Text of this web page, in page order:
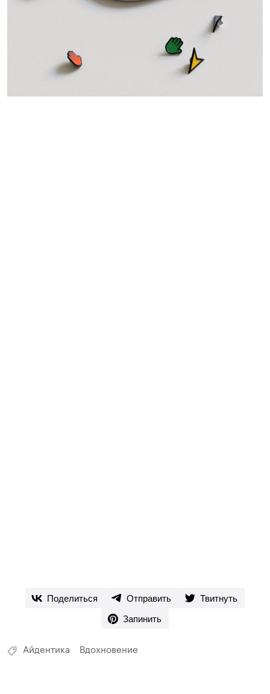
Поделиться Отправить
Твитнуть
Запинить
Айдентика Вдохновение